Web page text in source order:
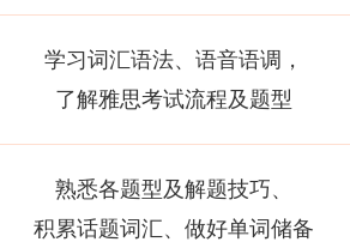
学习词汇语法、语音语调，
了解雅思考试流程及题型
熟悉各题型及解题技巧、
积累话题词汇、做好单词储备